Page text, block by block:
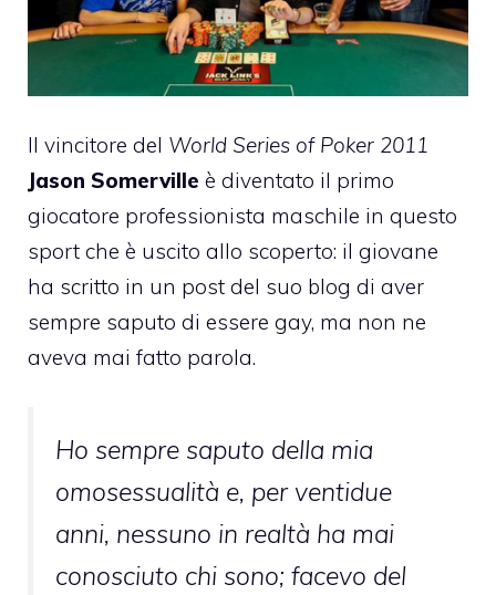
Il vincitore del World Series of Poker 2011
Jason Somerville è diventato il primo
giocatore professionista maschile in questo
sport che è uscito allo scoperto: il giovane
ha scritto in un post del suo blog di aver
sempre saputo di essere gay, ma non ne
aveva mai fatto parola.
Ho sempre saputo della mia
omosessualità e, per ventidue
anni, nessuno in realtà ha mai
conosciuto chi sono; facevo del